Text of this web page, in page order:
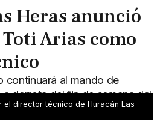
Heras anunció
Arias como
continuará al mando de
derrota del fin de semana del
del DT de común acuerdo
el director técnico de Huracán Las